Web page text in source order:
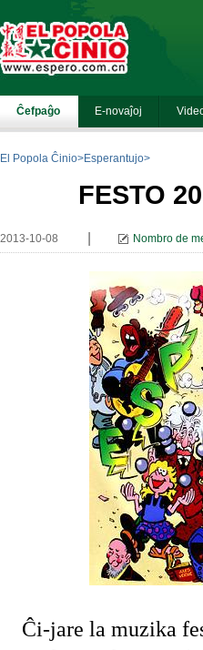
El Popola Ĉinio>Esperantujo>
FESTO
2013-10-08 Nombro de
Ĉi-jare la muzika